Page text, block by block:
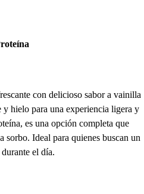
con delicioso sabor a vainilla
y hielo para una experiencia ligera y
es una opción completa que
sorbo. Ideal para quienes buscan un
el día.